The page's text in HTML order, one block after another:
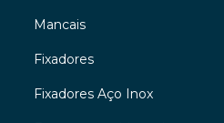
Mancais
Fixadores
Fixadores Aço Inox